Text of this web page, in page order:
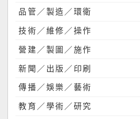
品管／製造／環衛
技術／維修／操作
營建／製圖／施作
新聞／出版／印刷
傳播／娛樂／藝術
教育／學術／研究